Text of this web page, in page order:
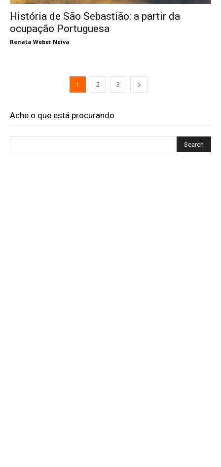
História de São Sebastião: a partir da
ocupação Portuguesa
Renata Weber Neiva
1 2 3
Ache o que está procurando